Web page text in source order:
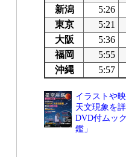
新潟
5:26
東京
5:21
大阪
5:36
福岡
5:55
沖縄
5:57
イラストや
天文現象を
DVD付ムッ
鑑」